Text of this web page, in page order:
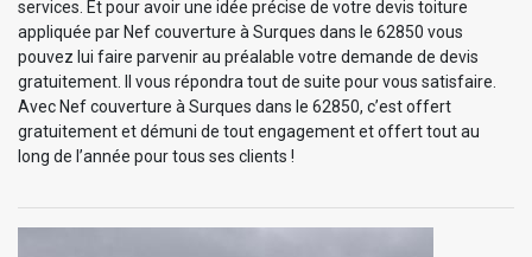
services. Et pour avoir une idée précise de votre devis toiture
appliquée par Nef couverture à Surques dans le 62850 vous
pouvez lui faire parvenir au préalable votre demande de devis
gratuitement. Il vous répondra tout de suite pour vous satisfaire.
Avec Nef couverture à Surques dans le 62850, c’est offert
gratuitement et démuni de tout engagement et offert tout au
long de l’année pour tous ses clients !